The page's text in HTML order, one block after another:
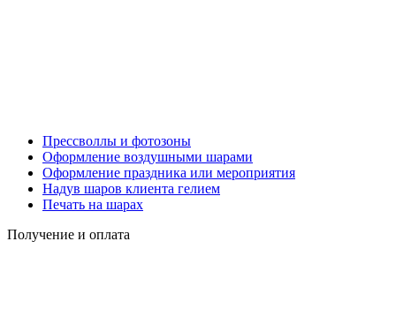
Прессволлы и фотозоны
Оформление воздушными шарами
Оформление праздника или мероприятия
Надув шаров клиента гелием
Печать на шарах
Получение и оплата